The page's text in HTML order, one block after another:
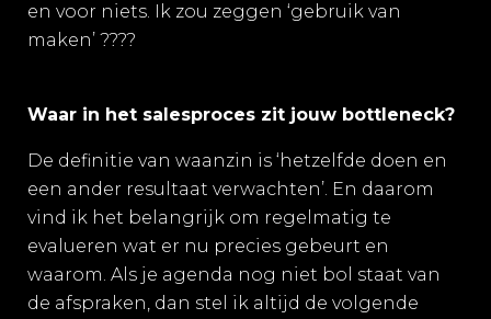
en voor niets. Ik zou zeggen ‘gebruik van
maken’ ????
Waar in het salesproces zit jouw bottleneck?
De definitie van waanzin is ‘hetzelfde doen en
een ander resultaat verwachten’. En daarom
vind ik het belangrijk om regelmatig te
evalueren wat er nu precies gebeurt en
waarom. Als je agenda nog niet bol staat van
de afspraken, dan stel ik altijd de volgende